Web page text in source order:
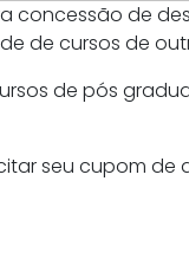
concessão de
de cursos de
de pós
seu cupom de